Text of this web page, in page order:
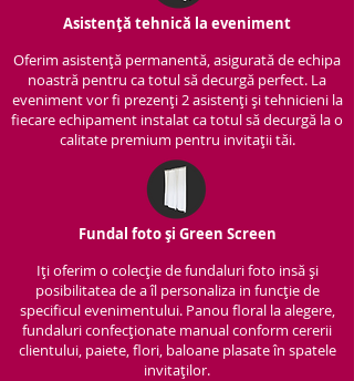
Asistență tehnică la eveniment
Oferim asistență permanentă, asigurată de echipa
noastră pentru ca totul să decurgă perfect. La
eveniment vor fi prezenți 2 asistenți și tehnicieni la
fiecare echipament instalat ca totul să decurgă la o
calitate premium pentru invitații tăi.
Fundal foto și Green Screen
Iți oferim o colecție de fundaluri foto insă și
posibilitatea de a îl personaliza in funcție de
specificul evenimentului. Panou floral la alegere,
fundaluri confecționate manual conform cererii
clientului, paiete, flori, baloane plasate în spatele
invitaților.